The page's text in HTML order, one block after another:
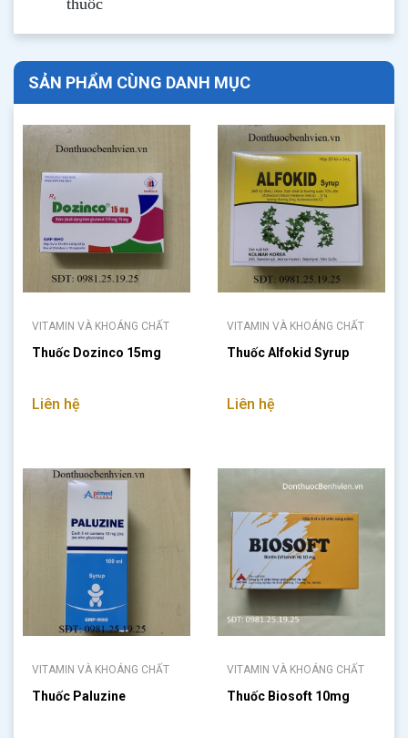
thuốc
SẢN PHẨM CÙNG DANH MỤC
VITAMIN VÀ KHOÁNG CHẤT
Thuốc Dozinco 15mg
Liên hệ
VITAMIN VÀ KHOÁNG CHẤT
Thuốc Alfokid Syrup
Liên hệ
VITAMIN VÀ KHOÁNG CHẤT
Thuốc Paluzine
VITAMIN VÀ KHOÁNG CHẤT
Thuốc Biosoft 10mg